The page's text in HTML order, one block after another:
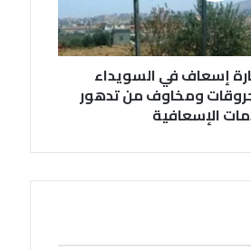
22 سيارة إسعاف في السويداء
ومخاوف من تدهور
الإسعافية